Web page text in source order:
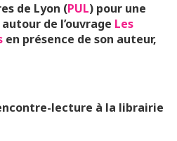
de Lyon (PUL) pour une
de l’ouvrage Les
en présence de son auteur,
lecture à la librairie